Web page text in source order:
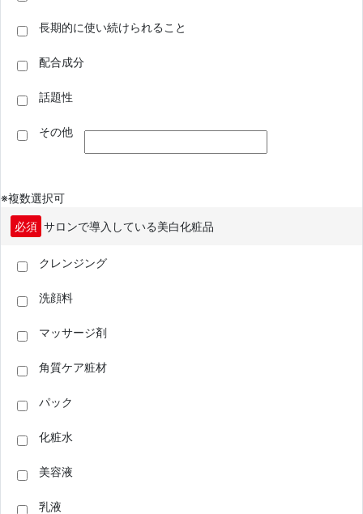
長期的に使い続けられること
配合成分
話題性
その他
※複数選択可
必須 サロンで導入している美白化粧品
クレンジング
洗顔料
マッサージ剤
角質ケア粧材
パック
化粧水
美容液
乳液